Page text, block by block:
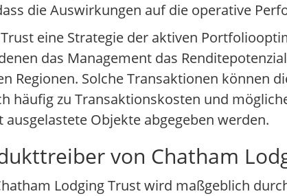
die Auswirkungen auf die operative
eine Strategie der aktiven
das Management das
Regionen. Solche Transaktionen können
zu Transaktionskosten und
Objekte abgegeben werden.
von Chatham
Lodging Trust wird maßgeblich